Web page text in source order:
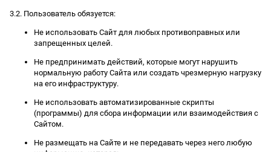
3.2. Пользователь обязуется:
Не использовать Сайт для любых противоправных или
запрещенных целей.
Не предпринимать действий, которые могут нарушить
нормальную работу Сайта или создать чрезмерную нагрузку
на его инфраструктуру.
Не использовать автоматизированные скрипты
(программы) для сбора информации или взаимодействия с
Сайтом.
Не размещать на Сайте и не передавать через него любую